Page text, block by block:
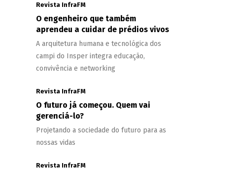
Revista InfraFM
O engenheiro que também
aprendeu a cuidar de prédios vivos
A arquitetura humana e tecnológica dos
campi do Insper integra educação,
convivência e networking
Revista InfraFM
O futuro já começou. Quem vai
gerenciá-lo?
Projetando a sociedade do futuro para as
nossas vidas
Revista InfraFM